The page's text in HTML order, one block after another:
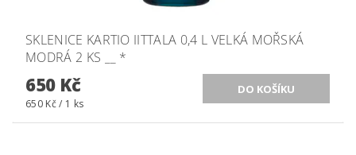
SKLENICE KARTIO IITTALA 0,4 L VELKÁ MOŘSKÁ
MODRÁ 2 KS __ *
650 Kč
650 Kč / 1 ks